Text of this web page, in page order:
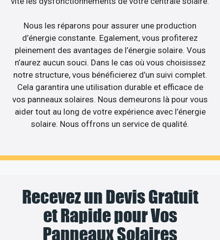
Nous les réparons pour assurer une production
d’énergie constante. Egalement, vous profiterez
pleinement des avantages de l’énergie solaire. Vous
n’aurez aucun souci. Dans le cas où vous choisissez
notre structure, vous bénéficierez d’un suivi complet.
Cela garantira une utilisation durable et efficace de
vos panneaux solaires. Nous demeurons là pour vous
aider tout au long de votre expérience avec l’énergie
solaire. Nous offrons un service de qualité.
Recevez un Devis Gratuit
et Rapide pour Vos
Panneaux Solaires